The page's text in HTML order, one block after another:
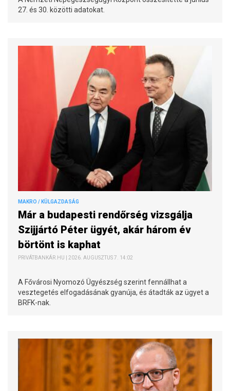
27. és 30. közötti adatokat.
MAKRO / KÜLGAZDASÁG
Már a budapesti rendőrség vizsgálja
Szijjártó Péter ügyét, akár három év
börtönt is kaphat
PRIVÁTBANKÁR.HU | 2026. AUGUSZTUS 7. 14:02
A Fővárosi Nyomozó Ügyészség szerint fennállhat a
vesztegetés elfogadásának gyanúja, és átadták az ügyet a
BRFK-nak.